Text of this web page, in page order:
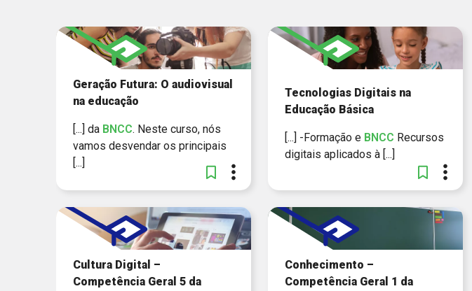
Geração Futura: O audiovisual
na educação
[...] da BNCC. Neste curso, nós
vamos desvendar os principais
[...]
Tecnologias Digitais na
Educação Básica
[...] -Formação e BNCC Recursos
digitais aplicados à [...]
Cultura Digital –
Competência Geral 5 da
Conhecimento –
Competência Geral 1 da